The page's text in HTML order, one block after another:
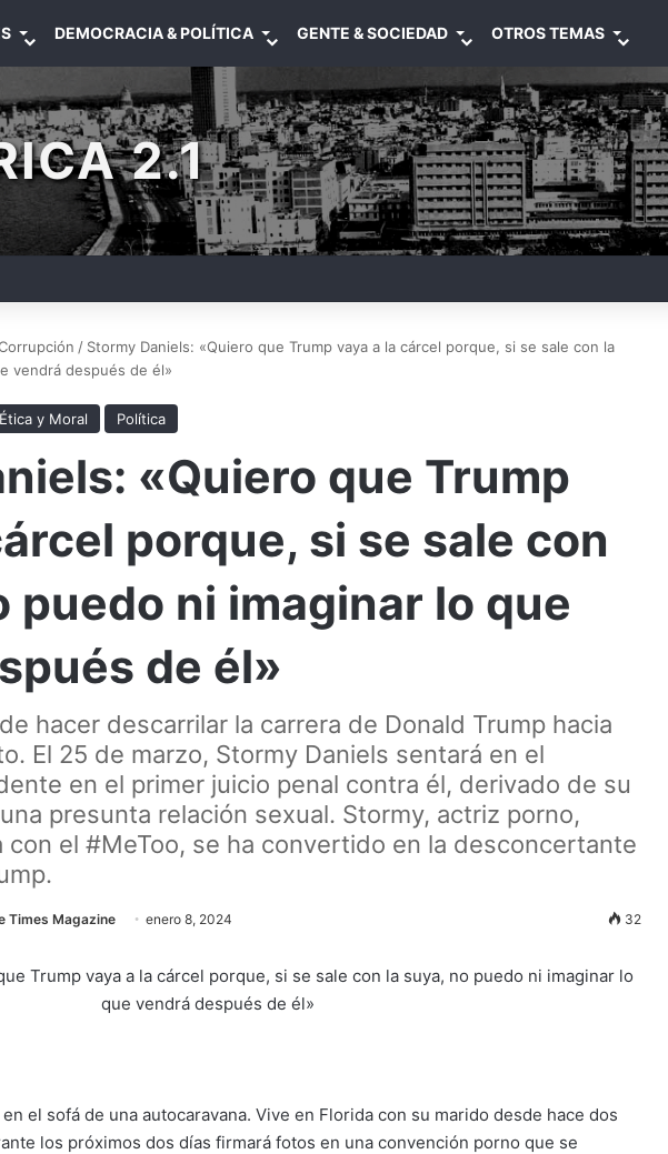
DEMOCRACIA & POLÍTICA GENTE & SOCIEDAD OTROS TEMAS
2.1
/ Stormy Daniels: «Quiero que Trump vaya a la cárcel porque, si se sale con la
vendrá después de él»
Ética y Moral Política
«Quiero que Trump
porque, si se sale con
puedo ni imaginar lo que
de él»
hacer descarrilar la carrera de Donald Trump hacia
El 25 de marzo, Stormy Daniels sentará en el
en el primer juicio penal contra él, derivado de su
presunta relación sexual. Stormy, actriz porno,
con el #MeToo, se ha convertido en la desconcertante
Times Magazine enero 8, 2024 32
el sofá de una autocaravana. Vive en Florida con su marido desde hace dos
los próximos dos días firmará fotos en una convención porno que se